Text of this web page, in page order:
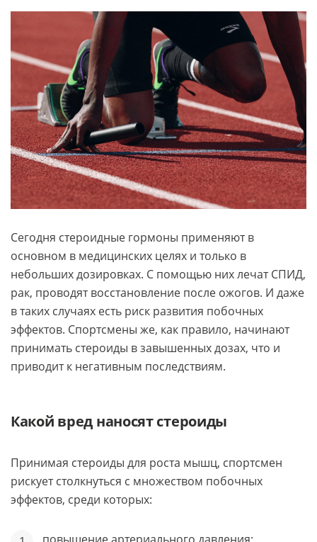
Сегодня стероидные гормоны применяют в
основном в медицинских целях и только в
небольших дозировках. С помощью них лечат СПИД,
рак, проводят восстановление после ожогов. И даже
в таких случаях есть риск развития побочных
эффектов. Спортсмены же, как правило, начинают
принимать стероиды в завышенных дозах, что и
приводит к негативным последствиям.
Какой вред наносят стероиды
Принимая стероиды для роста мышц, спортсмен
рискует столкнуться с множеством побочных
эффектов, среди которых: